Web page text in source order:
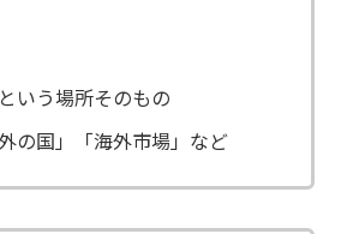
いう場所そのもの
外の国」「海外市場」など